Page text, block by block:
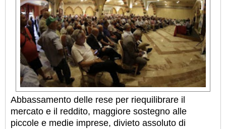
Abbassamento delle rese per riequilibrare il
mercato e il reddito, maggiore sostegno alle
piccole e medie imprese, divieto assoluto di